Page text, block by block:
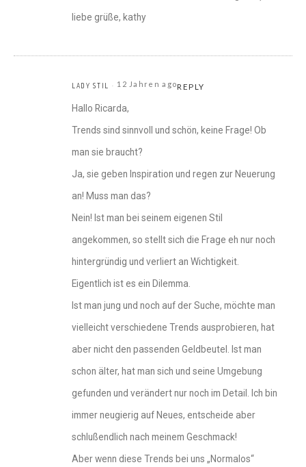
liebe grüße, kathy
LADY STIL 12 Jahren agoREPLY
Hallo Ricarda,
Trends sind sinnvoll und schön, keine Frage! Ob
man sie braucht?
Ja, sie geben Inspiration und regen zur Neuerung
an! Muss man das?
Nein! Ist man bei seinem eigenen Stil
angekommen, so stellt sich die Frage eh nur noch
hintergründig und verliert an Wichtigkeit.
Eigentlich ist es ein Dilemma.
Ist man jung und noch auf der Suche, möchte man
vielleicht verschiedene Trends ausprobieren, hat
aber nicht den passenden Geldbeutel. Ist man
schon älter, hat man sich und seine Umgebung
gefunden und verändert nur noch im Detail. Ich bin
immer neugierig auf Neues, entscheide aber
schlußendlich nach meinem Geschmack!
Aber wenn diese Trends bei uns „Normalos“